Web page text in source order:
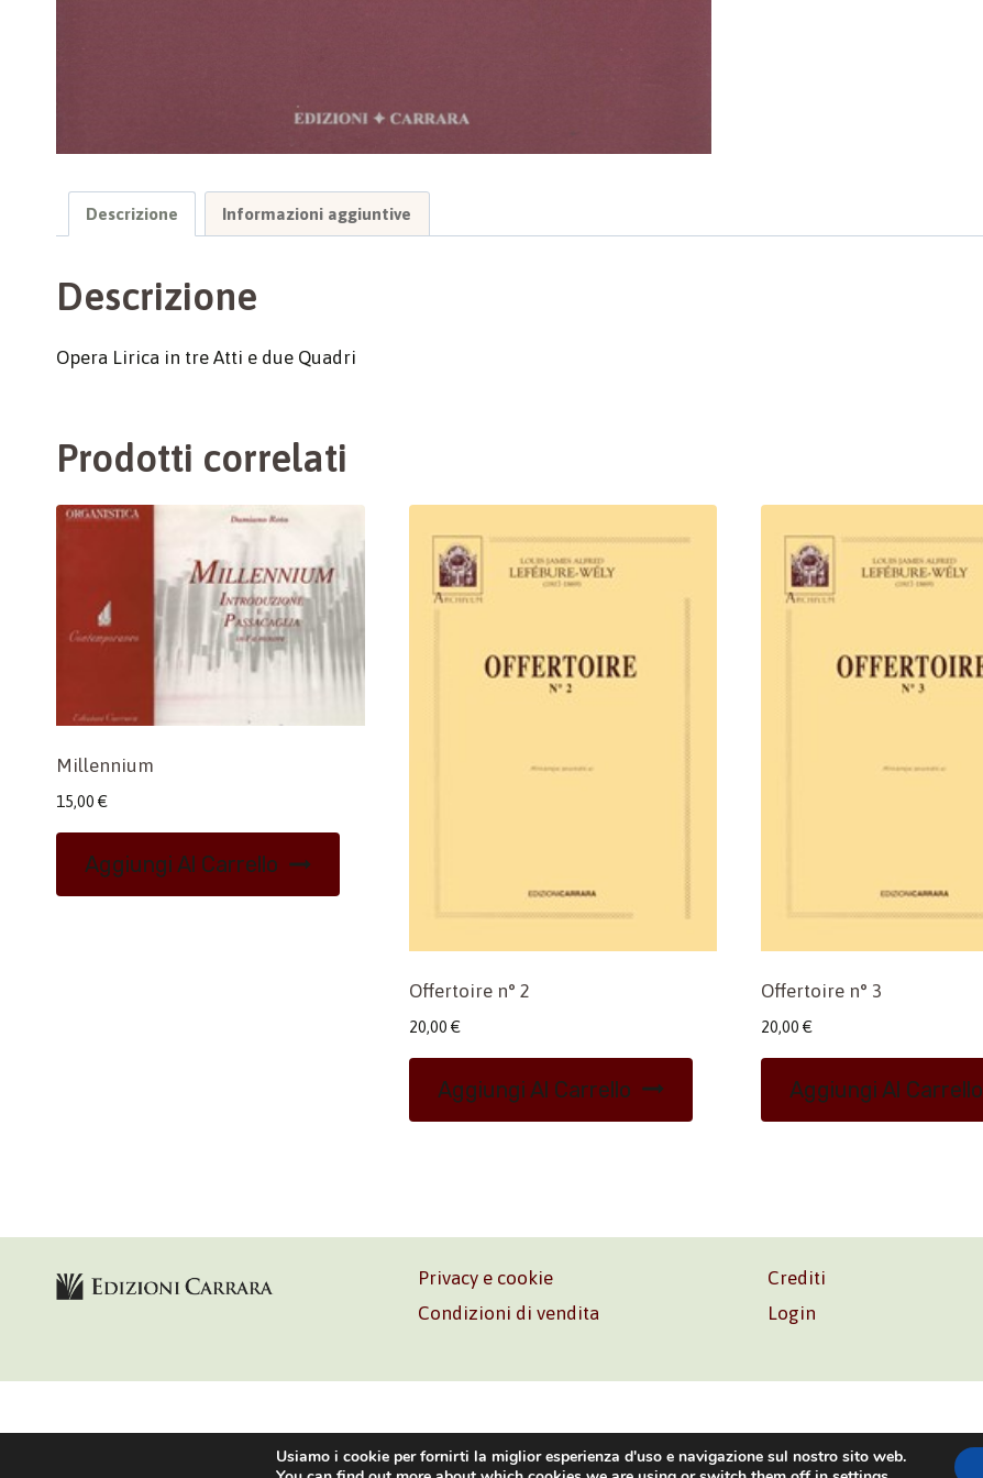
Descrizione Informazioni aggiuntive
Descrizione
Opera Lirica in tre Atti e due Quadri
Prodotti correlati
Millennium
15,00 €
Aggiungi Al Carrello
Offertoire n° 2
20,00 €
Aggiungi Al Carrello
Offertoire n° 3
20,00 €
Aggiungi Al Carrello
Privacy e cookie
Condizioni di vendita
Crediti
Login
Usiamo i cookie per fornirti la miglior esperienza d'uso e navigazione sul nostro sito web.